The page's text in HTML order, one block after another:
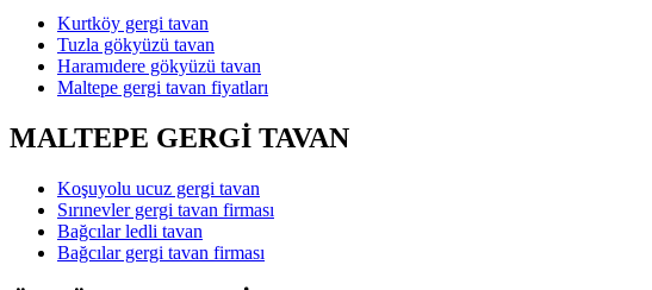
Kurtköy gergi tavan
Tuzla gökyüzü tavan
Haramıdere gökyüzü tavan
Maltepe gergi tavan fiyatları
MALTEPE GERGİ TAVAN
Koşuyolu ucuz gergi tavan
Sırınevler gergi tavan firması
Bağcılar ledli tavan
Bağcılar gergi tavan firması